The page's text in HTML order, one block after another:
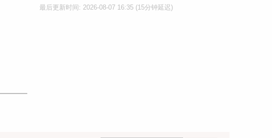
最后更新时间: 2026-08-07 16:35 (15分钟延迟)